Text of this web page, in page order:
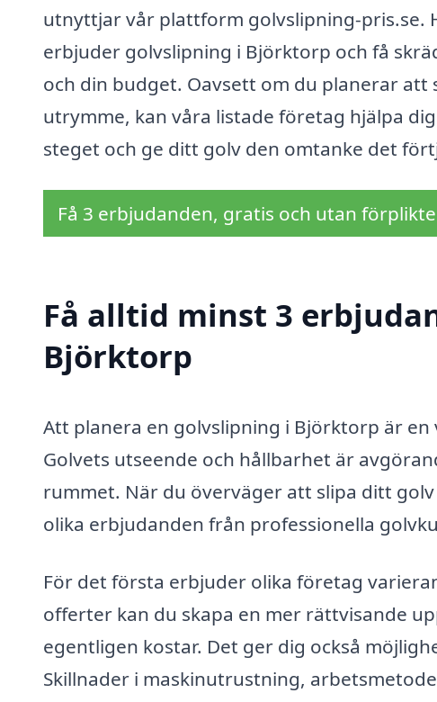
utnyttjar vår plattform golvslipning-pris.se.
erbjuder golvslipning i Björktorp och få
och din budget. Oavsett om du planerar
utrymme, kan våra listade företag hjälpa
steget och ge ditt golv den omtanke det
Få 3 erbjudanden, gratis och utan
Få alltid minst 3
Björktorp
Att planera en golvslipning i Björktorp är
Golvets utseende och hållbarhet är
rummet. När du överväger att slipa ditt
olika erbjudanden från professionella
För det första erbjuder olika företag
offerter kan du skapa en mer rättvisande
egentligen kostar. Det ger dig också
Skillnader i maskinutrustning,